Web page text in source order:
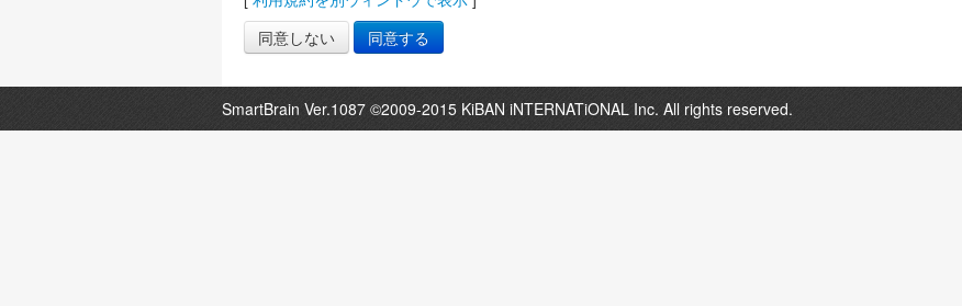
SmartBrain Ver.1087 ©2009-2015 KiBAN iNTERNATiONAL Inc. All rights reserved.